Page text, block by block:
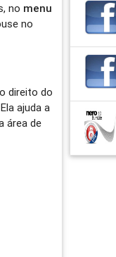
no menu
no
direito do
ajuda a
área de